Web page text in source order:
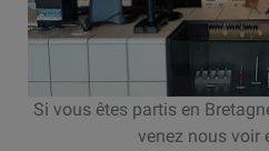
Si vous êtes partis en
venez nous voir